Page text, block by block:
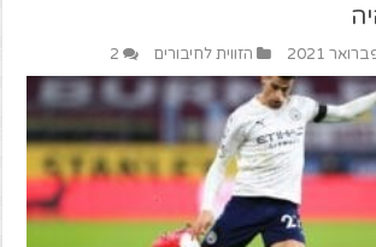
הזווית לחיבורים 2